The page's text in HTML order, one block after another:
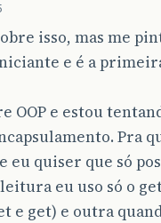
isso, mas me
e é a
OOP e estou
Pra
eu quiser que só
leitura eu uso só o
e get) e outra